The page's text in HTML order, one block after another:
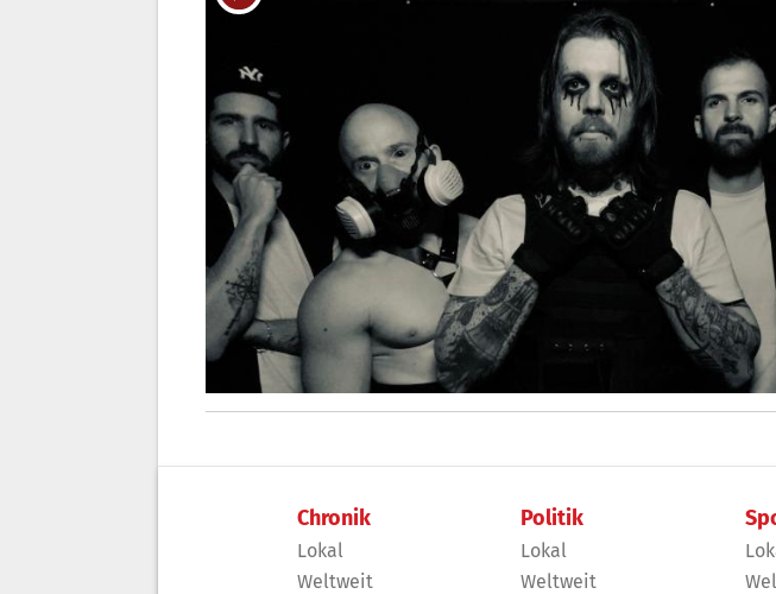
Chronik
Lokal
Weltweit
Politik
Lokal
Weltweit